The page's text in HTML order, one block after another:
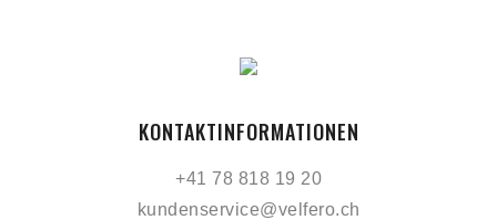
KONTAKTINFORMATIONEN
+41 78 818 19 20
kundenservice@velfero.ch